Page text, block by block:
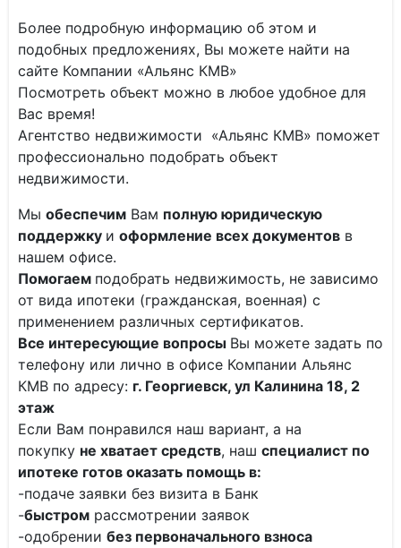
Более подробную информацию об этом и
подобных предложениях, Вы можете найти на
сайте Компании «Альянс КМВ»
Посмотреть объект можно в любое удобное для
Вас время!
Агентство недвижимости «Альянс КМВ» поможет
профессионально подобрать объект
недвижимости.
Мы обеспечим Вам полную юридическую
поддержку и оформление всех документов в
нашем офисе.
Помогаем подобрать недвижимость, не зависимо
от вида ипотеки (гражданская, военная) с
применением различных сертификатов.
Все интересующие вопросы Вы можете задать по
телефону или лично в офисе Компании Альянс
КМВ по адресу: г. Георгиевск, ул Калинина 18, 2
этаж
Если Вам понравился наш вариант, а на
покупку не хватает средств, наш специалист по
ипотеке готов оказать помощь в:
-подаче заявки без визита в Банк
-быстром рассмотрении заявок
-одобрении без первоначального взноса